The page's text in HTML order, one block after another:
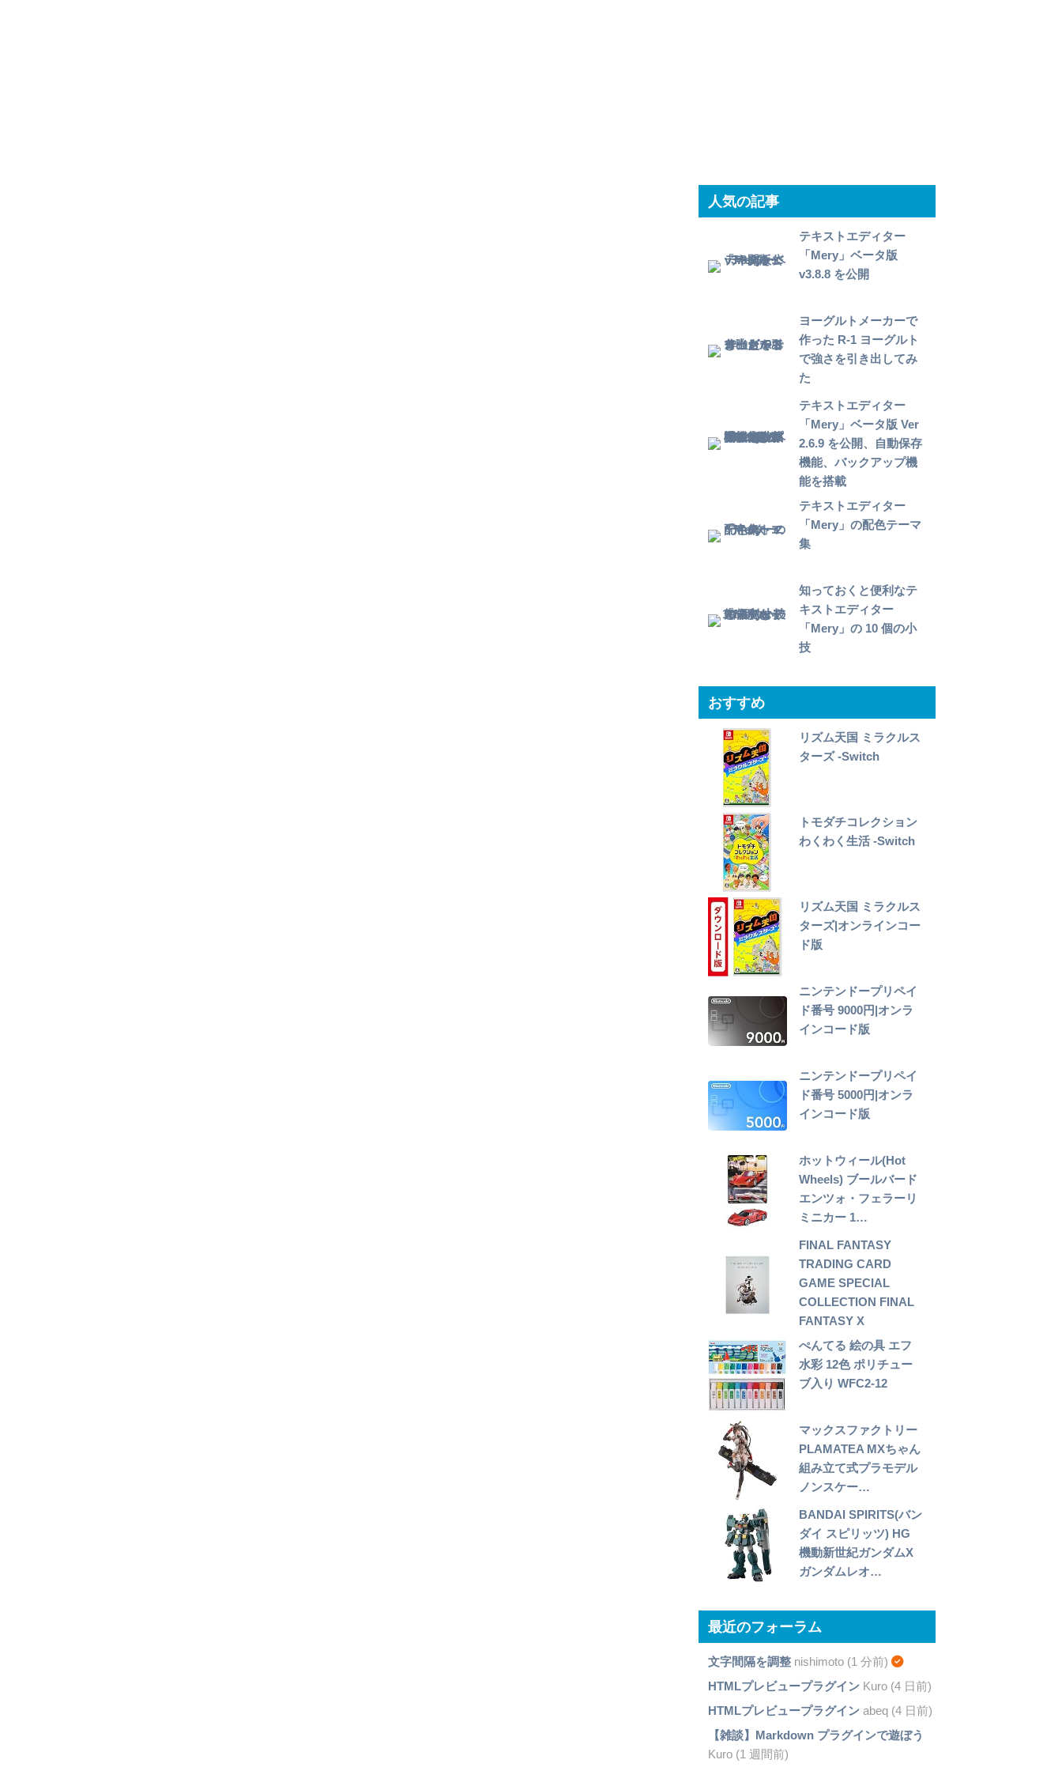
人気の記事
テキストエディター
「Mery」ベータ版
v3.8.8 を公開
ヨーグルトメーカーで
作った R-1 ヨーグルト
で強さを引き出してみ
た
テキストエディター
「Mery」ベータ版 Ver
2.6.9 を公開、自動保存
機能、バックアップ機
能を搭載
テキストエディター
「Mery」の配色テーマ
集
知っておくと便利なテ
キストエディター
「Mery」の 10 個の小
技
おすすめ
リズム天国 ミラクルス
ターズ -Switch
トモダチコレクション
わくわく生活 -Switch
リズム天国 ミラクルス
ターズ|オンラインコー
ド版
ニンテンドープリペイ
ド番号 9000円|オンラ
インコード版
ニンテンドープリペイ
ド番号 5000円|オンラ
インコード版
ホットウィール(Hot
Wheels) ブールバード
エンツォ・フェラーリ
ミニカー 1…
FINAL FANTASY
TRADING CARD
GAME SPECIAL
COLLECTION FINAL
FANTASY X
ぺんてる 絵の具 エフ
水彩 12色 ポリチュー
ブ入り WFC2-12
マックスファクトリー
PLAMATEA MXちゃん
組み立て式プラモデル
ノンスケー…
BANDAI SPIRITS(バン
ダイ スピリッツ) HG
機動新世紀ガンダムX
ガンダムレオ…
最近のフォーラム
文字間隔を調整nishimoto (1 分前)
HTMLプレビュープラグインKuro (4 日前)
HTMLプレビュープラグインabeq (4 日前)
【雑談】Markdown プラグインで遊ぼう
Kuro (1 週間前)